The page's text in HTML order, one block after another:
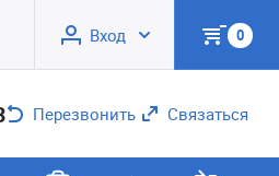
Вход 0
Перезвонить Связаться